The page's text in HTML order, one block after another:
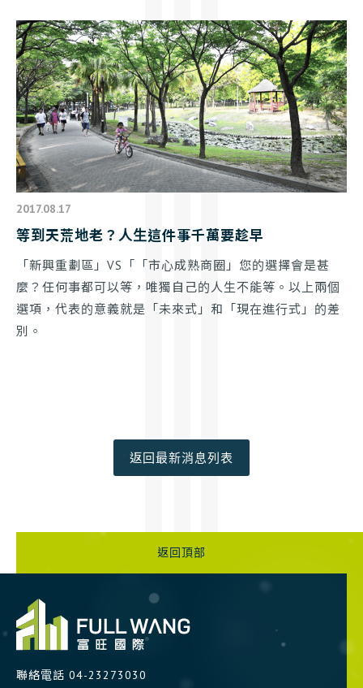
2017.08.17
等到天荒地老？人生這件事千萬要趁早
「新興重劃區」VS「「市心成熟商圈」您的選擇會是甚
麼？任何事都可以等，唯獨自己的人生不能等。以上兩個
選項，代表的意義就是「未來式」和「現在進行式」的差
別。
返回最新消息列表
返回頂部
聯絡電話 04-23273030